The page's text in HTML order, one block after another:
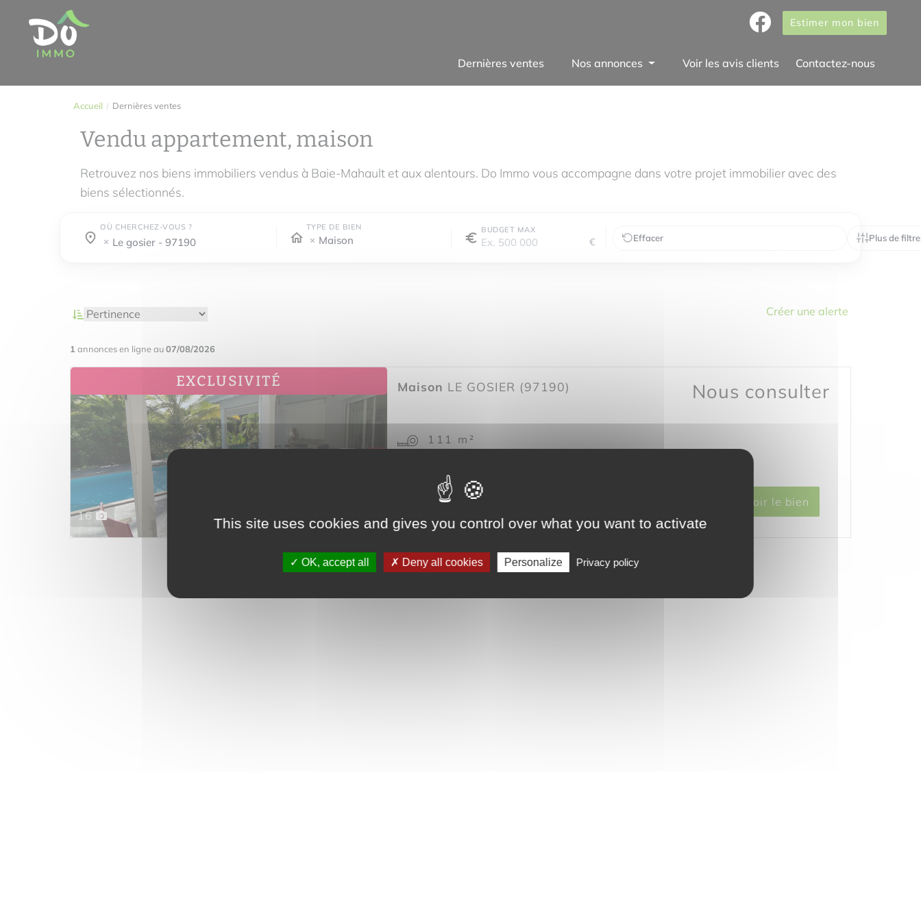
Estimer mon bien
Dernières ventes Nos annonces Voir les avis clients Contactez-nous
Accueil Dernières ventes
Vendu appartement, maison
Retrouvez nos biens immobiliers vendus à Baie-Mahault et aux alentours. Do Immo vous accompagne dans votre projet immobilier avec des
biens sélectionnés.
OÙ CHERCHEZ-VOUS ?
Où cherchez-vous ?
le gosier - 97190
Où cherchez-vous ?
TYPE DE BIEN
Maison
BUDGET MAX
€ Effacer Plus de
Créer une alerte
1 annonces en ligne au07/08/2026
EXCLUSIVITÉ
Vendu en janvier 2022
16
Maison LE GOSIER (97190) Nous consulter
111 m²
3 chambre(s)
Voir le bien
This site uses cookies and gives you control over what you want to activate
OK, accept all Deny all cookies Personalize Privacy policy